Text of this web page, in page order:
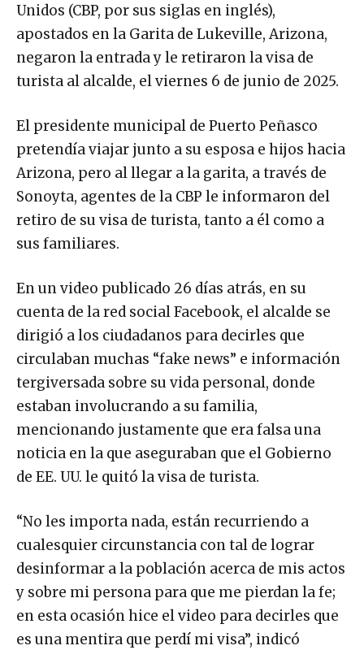
Unidos​ (CBP, por sus siglas en inglés),
apostados en la Garita de Lukeville, Arizona,
negaron la entrada y le retiraron la visa de
turista al alcalde, el viernes 6 de junio de 2025.
El presidente municipal de Puerto Peñasco
pretendía viajar junto a su esposa e hijos hacia
Arizona, pero al llegar a la garita, a través de
Sonoyta, agentes de la CBP le informaron del
retiro de su visa de turista, tanto a él como a
sus familiares.
En un video publicado 26 días atrás, en su
cuenta de la red social Facebook, el alcalde se
dirigió a los ciudadanos para decirles que
circulaban muchas “fake news” e información
tergiversada sobre su vida personal, donde
estaban involucrando a su familia,
mencionando justamente que era falsa una
noticia en la que aseguraban que el Gobierno
de EE. UU. le quitó la visa de turista.
“No les importa nada, están recurriendo a
cualesquier circunstancia con tal de lograr
desinformar a la población acerca de mis actos
y sobre mi persona para que me pierdan la fe;
en esta ocasión hice el video para decirles que
es una mentira que perdí mi visa”, indicó